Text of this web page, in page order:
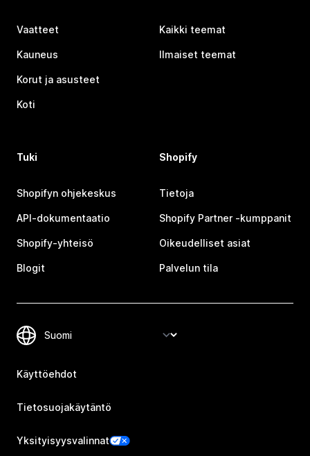
Vaatteet
Kauneus
Korut ja asusteet
Koti
Kaikki teemat
Ilmaiset teemat
Tuki
Shopifyn ohjekeskus
API-dokumentaatio
Shopify-yhteisö
Blogit
Shopify
Tietoja
Shopify Partner ‑kumppanit
Oikeudelliset asiat
Palvelun tila
Käyttöehdot
Tietosuojakäytäntö
Yksityisyysvalinnat